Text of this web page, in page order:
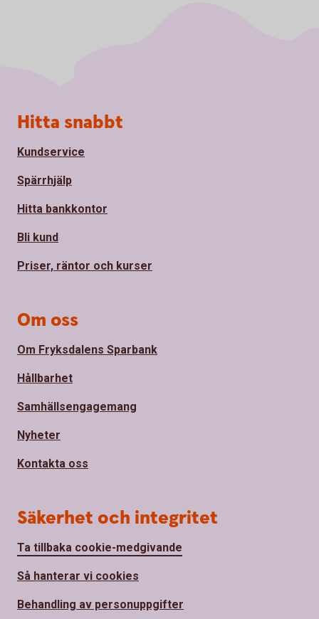
Sidfot
Hitta snabbt
Kundservice
Spärrhjälp
Hitta bankkontor
Bli kund
Priser, räntor och kurser
Om oss
Om Fryksdalens Sparbank
Hållbarhet
Samhällsengagemang
Nyheter
Kontakta oss
Säkerhet och integritet
Ta tillbaka cookie-medgivande
Så hanterar vi cookies
Behandling av personuppgifter